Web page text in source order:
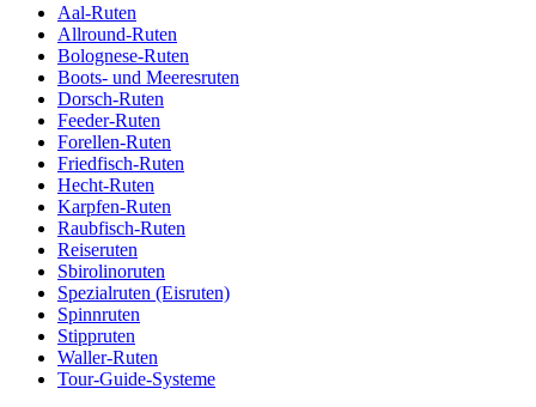
Aal-Ruten
Allround-Ruten
Bolognese-Ruten
Boots- und Meeresruten
Dorsch-Ruten
Feeder-Ruten
Forellen-Ruten
Friedfisch-Ruten
Hecht-Ruten
Karpfen-Ruten
Raubfisch-Ruten
Reiseruten
Sbirolinoruten
Spezialruten (Eisruten)
Spinnruten
Stippruten
Waller-Ruten
Tour-Guide-Systeme